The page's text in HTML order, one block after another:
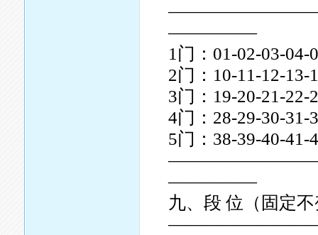
—————
1门：01-02-03-
2门：10-11-12-
3门：19-20-21-
4门：28-29-30-
5门：38-39-40-
—————
九、段 位（固定